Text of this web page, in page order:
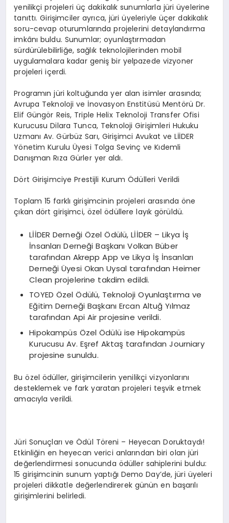
yenilikçi projeleri üç dakikalık sunumlarla jüri üyelerine
tanıttı. Girişimciler ayrıca, jüri üyeleriyle üçer dakikalık
soru-cevap oturumlarında projelerini detaylandırma
imkânı buldu. Sunumlar; oyunlaştırmadan
sürdürülebilirliğe, sağlık teknolojilerinden mobil
uygulamalara kadar geniş bir yelpazede vizyoner
projeleri içerdi.
Programın jüri koltuğunda yer alan isimler arasında;
Avrupa Teknoloji ve İnovasyon Enstitüsü Mentörü Dr.
Elif Güngör Reis, Triple Helix Teknoloji Transfer Ofisi
Kurucusu Dilara Tunca, Teknoloji Girişimleri Hukuku
Uzmanı Av. Gürbüz Sarı, Girişimci Avukat ve LİİDER
Yönetim Kurulu Üyesi Tolga Sevinç ve Kıdemli
Danışman Rıza Gürler yer aldı.
Dört Girişimciye Prestijli Kurum Ödülleri Verildi
Toplam 15 farklı girişimcinin projeleri arasında öne
çıkan dört girişimci, özel ödüllere layık görüldü.
LİİDER Derneği Özel Ödülü, LİİDER – Likya İş
İnsanları Derneği Başkanı Volkan Büber
tarafından Akrepp App ve Likya İş İnsanları
Derneği Üyesi Okan Uysal tarafından Heimer
Clean projelerine takdim edildi.
TOYED Özel Ödülü, Teknoloji Oyunlaştırma ve
Eğitim Derneği Başkanı Ercan Altuğ Yılmaz
tarafından Api Air projesine verildi.
Hipokampüs Özel Ödülü ise Hipokampüs
Kurucusu Av. Eşref Aktaş tarafından Journiary
projesine sunuldu.
Bu özel ödüller, girişimcilerin yenilikçi vizyonlarını
desteklemek ve fark yaratan projeleri teşvik etmek
amacıyla verildi.
Jüri Sonuçları ve Ödül Töreni – Heyecan Doruktaydı!
Etkinliğin en heyecan verici anlarından biri olan jüri
değerlendirmesi sonucunda ödüller sahiplerini buldu:
15 girişimcinin sunum yaptığı Demo Day’de, jüri üyeleri
projeleri dikkatle değerlendirerek günün en başarılı
girişimlerini belirledi.